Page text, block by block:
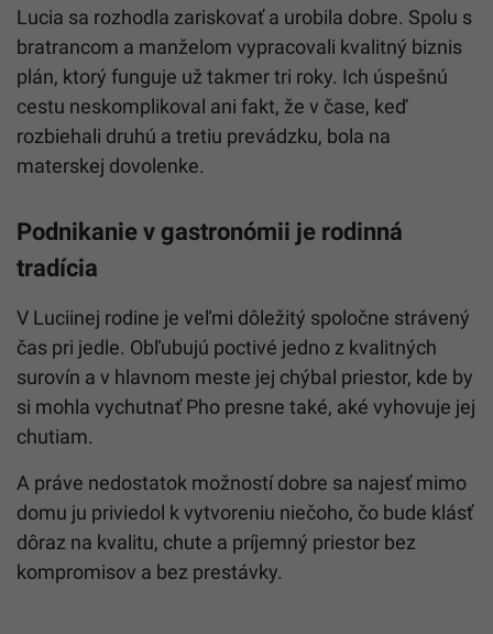
Lucia sa rozhodla zariskovať a urobila dobre. Spolu s
bratrancom a manželom vypracovali kvalitný biznis
plán, ktorý funguje už takmer tri roky. Ich úspešnú
cestu neskomplikoval ani fakt, že v čase, keď
rozbiehali druhú a tretiu prevádzku, bola na
materskej dovolenke.
Podnikanie v gastronómii je rodinná
tradícia
V Luciinej rodine je veľmi dôležitý spoločne strávený
čas pri jedle. Obľubujú poctivé jedno z kvalitných
surovín a v hlavnom meste jej chýbal priestor, kde by
si mohla vychutnať Pho presne také, aké vyhovuje jej
chutiam.
A práve nedostatok možností dobre sa najesť mimo
domu ju priviedol k vytvoreniu niečoho, čo bude klásť
dôraz na kvalitu, chute a príjemný priestor bez
kompromisov a bez prestávky.